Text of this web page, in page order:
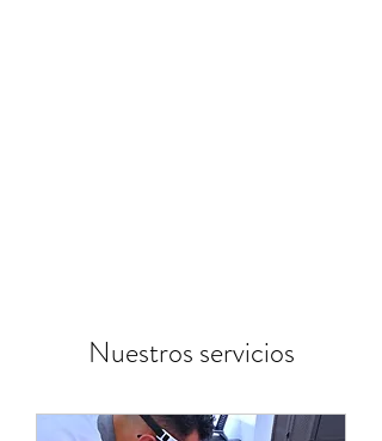
Nuestros servicios